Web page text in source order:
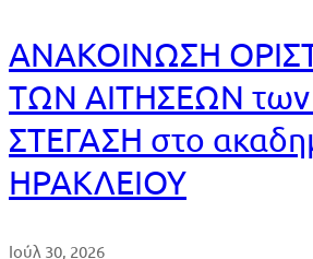
ΑΝΑΚΟΙΝΩΣΗ
ΤΩΝ ΑΙΤΗΣΕΩΝ των
ΣΤΕΓΑΣΗ στο
ΗΡΑΚΛΕΙΟΥ
Ιούλ 30, 2026